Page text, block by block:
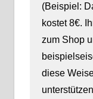
(Beispiel:
kostet 8€.
zum Shop
diese